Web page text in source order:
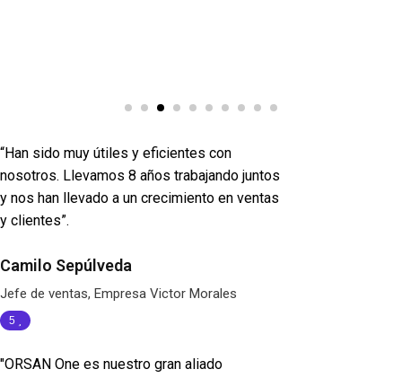
“Han sido muy útiles y eficientes con
nosotros. Llevamos 8 años trabajando juntos
y nos han llevado a un crecimiento en ventas
Jefe de ventas, Empresa Victor Morales